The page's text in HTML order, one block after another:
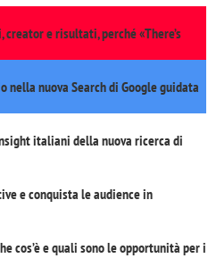
e risultati, perché «There’s
nella nuova Search di Google guidata
italiani della nuova ricerca di
e conquista le audience in
cos’è e quali sono le opportunità per i